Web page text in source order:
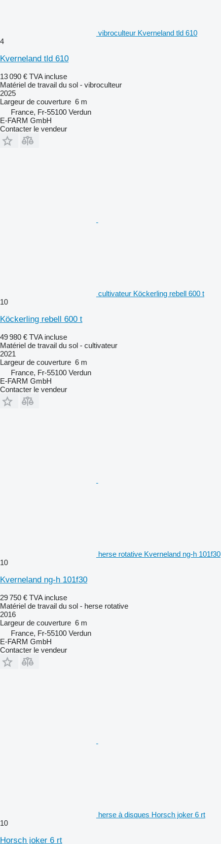
vibroculteur Kverneland tld 610
4
Kverneland tld 610
13 090 € TVA incluse
Matériel de travail du sol - vibroculteur
2025
Largeur de couverture 6 m
France, Fr-55100 Verdun
E-FARM GmbH
Contacter le vendeur
cultivateur Köckerling rebell 600 t
10
Köckerling rebell 600 t
49 980 € TVA incluse
Matériel de travail du sol - cultivateur
2021
Largeur de couverture 6 m
France, Fr-55100 Verdun
E-FARM GmbH
Contacter le vendeur
herse rotative Kverneland ng-h 101f30
10
Kverneland ng-h 101f30
29 750 € TVA incluse
Matériel de travail du sol - herse rotative
2016
Largeur de couverture 6 m
France, Fr-55100 Verdun
E-FARM GmbH
Contacter le vendeur
herse à disques Horsch joker 6 rt
10
Horsch joker 6 rt